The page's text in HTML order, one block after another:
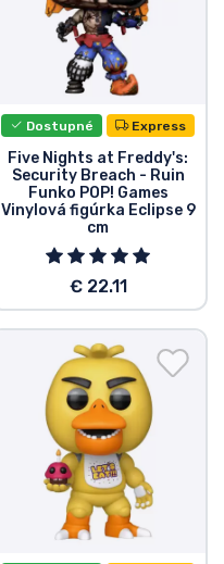
Dostupné Express
Five Nights at Freddy's:
Security Breach - Ruin
Funko POP! Games
Vinylová figúrka Eclipse 9
cm
€ 22.11